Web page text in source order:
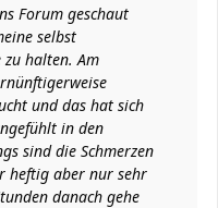
Forum geschaut
selbst
halten. Am
und das hat sich
in den
sind die Schmerzen
heftig aber nur sehr
danach gehe